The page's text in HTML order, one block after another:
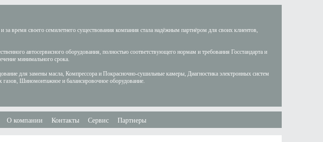
время своего семилетнего существования компания стала надёжным партнёром для своих клиентов,
автосервисного оборудования, полностью соответствующего нормам и требования Госстандарта и
минимального срока.
для замены масла, Компрессора и Покрасночно-сушильные камеры, Диагностика электронных систем
Шиномонтажное и балансировочное оборудование.
О компании Контакты Сервис Партнеры